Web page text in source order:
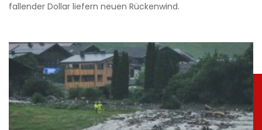
fallender Dollar liefern neuen Rückenwind.